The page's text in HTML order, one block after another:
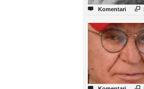
 Komentari 